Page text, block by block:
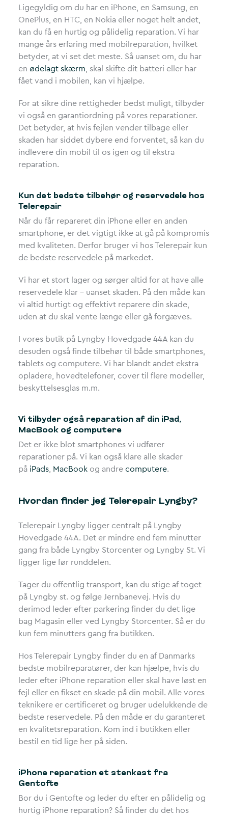
Ligegyldig om du har en iPhone, en Samsung, en
OnePlus, en HTC, en Nokia eller noget helt andet,
kan du få en hurtig og pålidelig reparation. Vi har
mange års erfaring med mobilreparation, hvilket
betyder, at vi set det meste. Så uanset om, du har
en ødelagt skærm , skal skifte dit batteri eller har
fået vand i mobilen, kan vi hjælpe.
For at sikre dine rettigheder bedst muligt, tilbyder
vi også en garantiordning på vores reparationer.
Det betyder, at hvis fejlen vender tilbage eller
skaden har siddet dybere end forventet, så kan du
indlevere din mobil til os igen og til ekstra
reparation.
Kun det bedste tilbehør og reservedele hos
Telerepair
Når du får repareret din iPhone eller en anden
smartphone, er det vigtigt ikke at gå på kompromis
med kvaliteten. Derfor bruger vi hos Telerepair kun
de bedste reservedele på markedet.
Vi har et stort lager og sørger altid for at have alle
reservedele klar – uanset skaden. På den måde kan
vi altid hurtigt og effektivt reparere din skade,
uden at du skal vente længe eller gå forgæves.
I vores butik på Lyngby Hovedgade 44A kan du
desuden også finde tilbehør til både smartphones,
tablets og computere. Vi har blandt andet ekstra
opladere, hovedtelefoner, cover til flere modeller,
beskyttelsesglas m.m.
Vi tilbyder også reparation af din iPad,
MacBook og computere
Det er ikke blot smartphones vi udfører
reparationer på. Vi kan også klare alle skader
på iPads MacBook og andre computere.
Hvordan finder jeg Telerepair Lyngby?
Telerepair Lyngby ligger centralt på Lyngby
Hovedgade 44A. Det er mindre end fem minutter
gang fra både Lyngby Storcenter og Lyngby St. Vi
ligger lige før runddelen.
Tager du offentlig transport, kan du stige af toget
på Lyngby st. og følge Jernbanevej. Hvis du
derimod leder efter parkering finder du det lige
bag Magasin eller ved Lyngby Storcenter. Så er du
kun fem minutters gang fra butikken.
Hos Telerepair Lyngby finder du en af Danmarks
bedste mobilreparatører, der kan hjælpe, hvis du
leder efter iPhone reparation eller skal have løst en
fejl eller en fikset en skade på din mobil. Alle vores
teknikere er certificeret og bruger udelukkende de
bedste reservedele. På den måde er du garanteret
en kvalitetsreparation. Kom ind i butikken eller
bestil en tid lige her på siden.
iPhone reparation et stenkast fra
Gentofte
Bor du i Gentofte og leder du efter en pålidelig og
hurtig iPhone reparation? Så finder du det hos